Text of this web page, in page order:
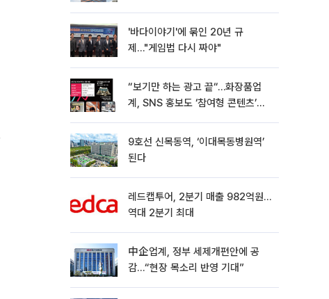
'바다이야기'에 묶인 20년 규
제…"게임법 다시 짜야"
“보기만 하는 광고 끝“…화장품업
계, SNS 홍보도 ‘참여형 콘텐츠’로
9호선 신목동역, ‘이대목동병원역’
된다
레드캡투어, 2분기 매출 982억원…
역대 2분기 최대
中企업계, 정부 세제개편안에 공
감…“현장 목소리 반영 기대”